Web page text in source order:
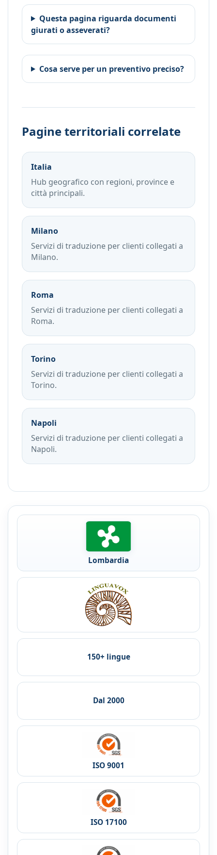
Questa pagina riguarda documenti
giurati o asseverati?
Cosa serve per un preventivo preciso?
Pagine territoriali correlate
Italia
Hub geografico con regioni, province e
città principali.
Milano
Servizi di traduzione per clienti collegati a
Milano.
Roma
Servizi di traduzione per clienti collegati a
Roma.
Torino
Servizi di traduzione per clienti collegati a
Torino.
Napoli
Servizi di traduzione per clienti collegati a
Napoli.
Lombardia
150+ lingue
Dal 2000
ISO 9001
ISO 17100